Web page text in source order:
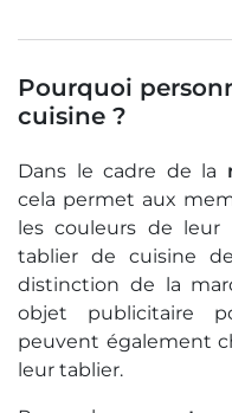
Pourquoi
cuisine ?
Dans le cadre de la
cela permet aux
les couleurs de leur
tablier de cuisine
distinction de la
objet publicitaire
peuvent également
leur tablier.